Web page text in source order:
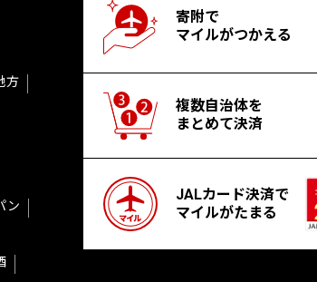
方
ン
寄附で
マイルがつかえる
複数自治体を
まとめて決済
JALカード決済で
マイルがたまる